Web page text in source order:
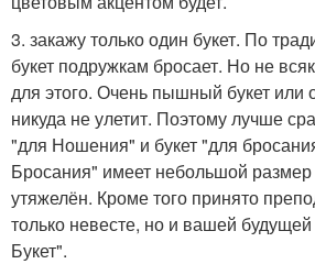
3. закажу только один букет. По
букет подружкам бросает. Но не
для этого. Очень пышный букет или
никуда не улетит. Поэтому лучше
"для Ношения" и букет "для
Бросания" имеет небольшой
утяжелён. Кроме того принято
только невесте, но и вашей
Букет".